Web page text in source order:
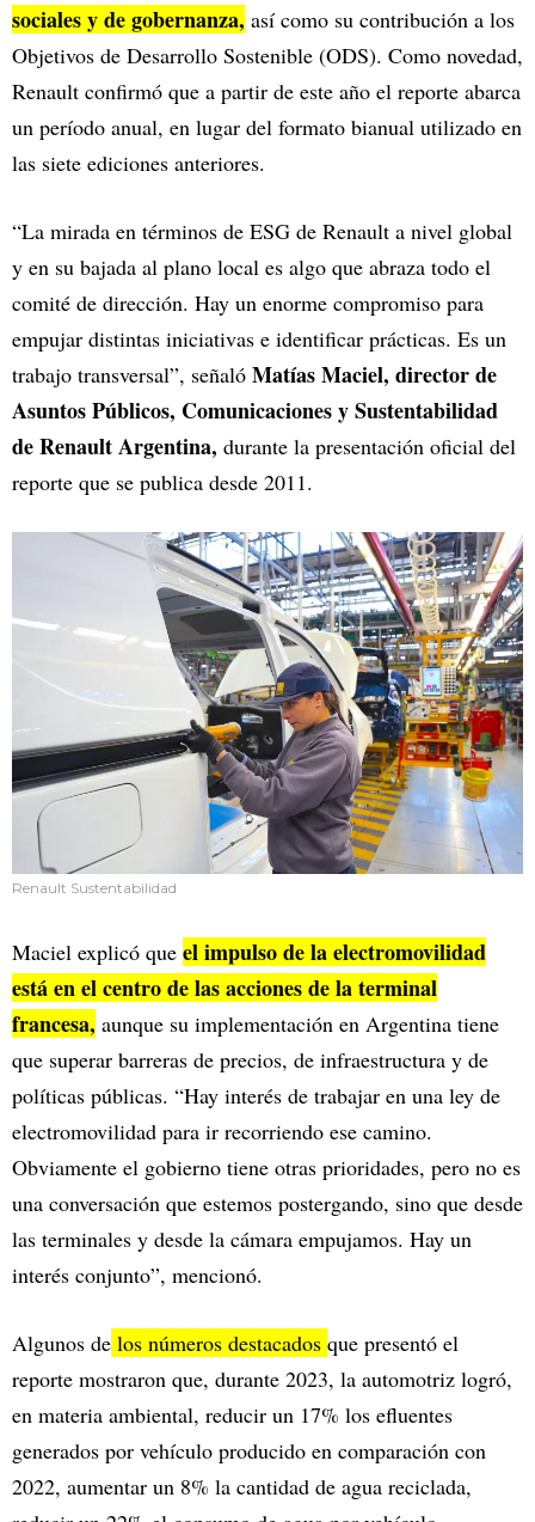
sociales y de gobernanza, así como su contribución a los
Objetivos de Desarrollo Sostenible (ODS). Como novedad,
Renault confirmó que a partir de este año el reporte abarca
un período anual, en lugar del formato bianual utilizado en
las siete ediciones anteriores.
“La mirada en términos de ESG de Renault a nivel global
y en su bajada al plano local es algo que abraza todo el
comité de dirección. Hay un enorme compromiso para
empujar distintas iniciativas e identificar prácticas. Es un
trabajo transversal”, señaló Matías Maciel, director de
Asuntos Públicos, Comunicaciones y Sustentabilidad
de Renault Argentina, durante la presentación oficial del
reporte que se publica desde 2011.
Renault Sustentabilidad
Maciel explicó que el impulso de la electromovilidad
está en el centro de las acciones de la terminal
francesa, aunque su implementación en Argentina tiene
que superar barreras de precios, de infraestructura y de
políticas públicas. “Hay interés de trabajar en una ley de
electromovilidad para ir recorriendo ese camino.
Obviamente el gobierno tiene otras prioridades, pero no es
una conversación que estemos postergando, sino que desde
las terminales y desde la cámara empujamos. Hay un
interés conjunto”, mencionó.
Algunos de los números destacados que presentó el
reporte mostraron que, durante 2023, la automotriz logró,
en materia ambiental, reducir un 17% los efluentes
generados por vehículo producido en comparación con
2022, aumentar un 8% la cantidad de agua reciclada,